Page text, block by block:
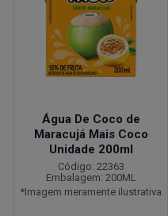
Água De Coco de
Maracujá Mais Coco
Unidade 200ml
Código: 22363
Embalagem: 200ML
*Imagem meramente ilustrativa